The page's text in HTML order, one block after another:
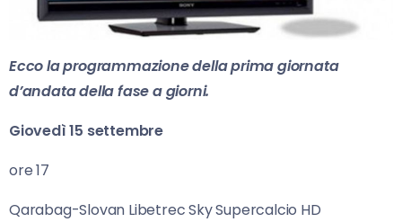
Ecco la programmazione della prima giornata
d’andata della fase a giorni.
Giovedì 15 settembre
ore 17
Qarabag-Slovan Libetrec Sky Supercalcio HD